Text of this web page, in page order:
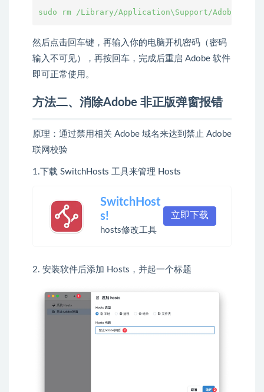
sudo rm /Library/Application\Support/Adobe/
然后点击回车键，再输入你的电脑开机密码（密码
输入不可见），再按回车，完成后重启 Adobe 软件
即可正常使用。
方法二、消除Adobe 非正版弹窗报错
原理：通过禁用相关 Adobe 域名来达到禁止 Adobe
联网校验
1.下载 SwitchHosts 工具来管理 Hosts
SwitchHost
s!
hosts修改工具
立即下载
2. 安装软件后添加 Hosts，并起一个标题